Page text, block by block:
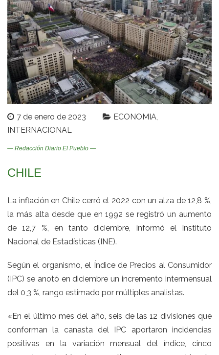
7 de enero de 2023
ECONOMIA
INTERNACIONAL
— Redacción Diario El Pueblo —
CHILE
La inflación en Chile cerró el 2022 con un alza de 12,8 %,
la más alta desde que en 1992 se registró un aumento
de 12,7 %, en tanto diciembre, informó el Instituto
Nacional de Estadísticas (INE).
Según el organismo, el Índice de Precios al Consumidor
(IPC) se anotó en diciembre un incremento intermensual
del 0,3 %, rango estimado por múltiples analistas.
«En el último mes del año, seis de las 12 divisiones que
conforman la canasta del IPC aportaron incidencias
positivas en la variación mensual del índice, cinco